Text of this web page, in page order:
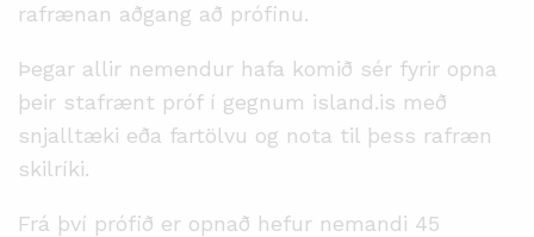
rafrænan aðgang að prófinu.
Þegar allir nemendur hafa komið sér fyrir opna
þeir stafrænt próf í gegnum island.is með
snjalltæki eða fartölvu og nota til þess rafræn
skilríki.
Frá því prófið er opnað hefur nemandi 45